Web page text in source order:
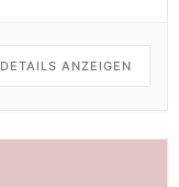
DETAILS ANZEIGEN